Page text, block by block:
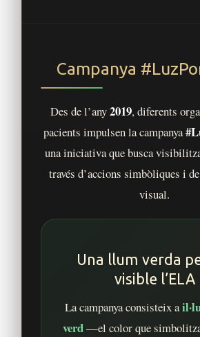
Campanya
Des de l’any2019, diferents
pacients impulsen la campanya
una iniciativa que busca
través d’accions simbòliques i
visual.
Una llum verda
visible l’ELA
La campanya consisteix a
verd—el color que